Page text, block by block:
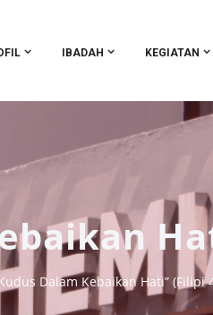
IBADAH KEGIATAN
Dalam Kebaikan Hati” (Filipi